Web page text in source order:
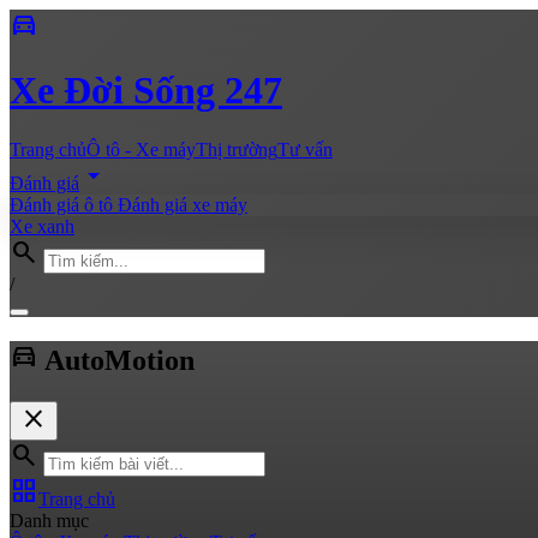
directions_car
Xe Đời Sống 247
Trang chủÔ tô - Xe máyThị trườngTư vấn
Đánh giá arrow_drop_down
Đánh giá ô tô Đánh giá xe máy
Xe xanh
search
/
directions_car AutoMotion
close
search
grid_viewTrang chủ
Danh mục